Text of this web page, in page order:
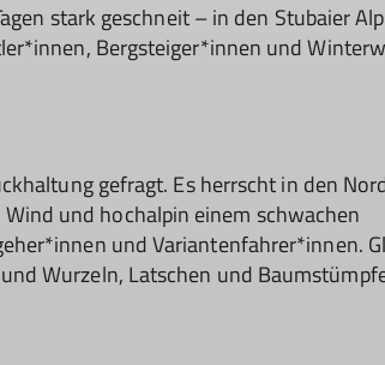
stark geschneit – in den Stubaier
Bergsteiger*innen und
gefragt. Es herrscht in den
und hochalpin einem schwachen
und Variantenfahrer*innen.
Wurzeln, Latschen und